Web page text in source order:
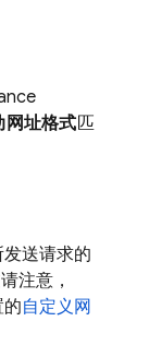
网址格式匹
送请求的
注意，
自定义网